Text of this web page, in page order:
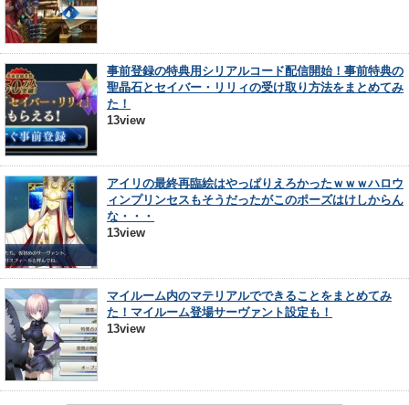
事前登録の特典用シリアルコード配信開始！事前特典の
聖晶石とセイバー・リリィの受け取り方法をまとめてみ
た！
13view
アイリの最終再臨絵はやっぱりえろかったｗｗｗハロウ
ィンプリンセスもそうだったがこのポーズはけしからん
な・・・
13view
マイルーム内のマテリアルでできることをまとめてみ
た！マイルーム登場サーヴァント設定も！
13view